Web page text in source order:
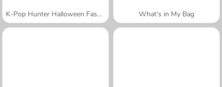
K-Pop Hunter Halloween Fashion What's in My Bag